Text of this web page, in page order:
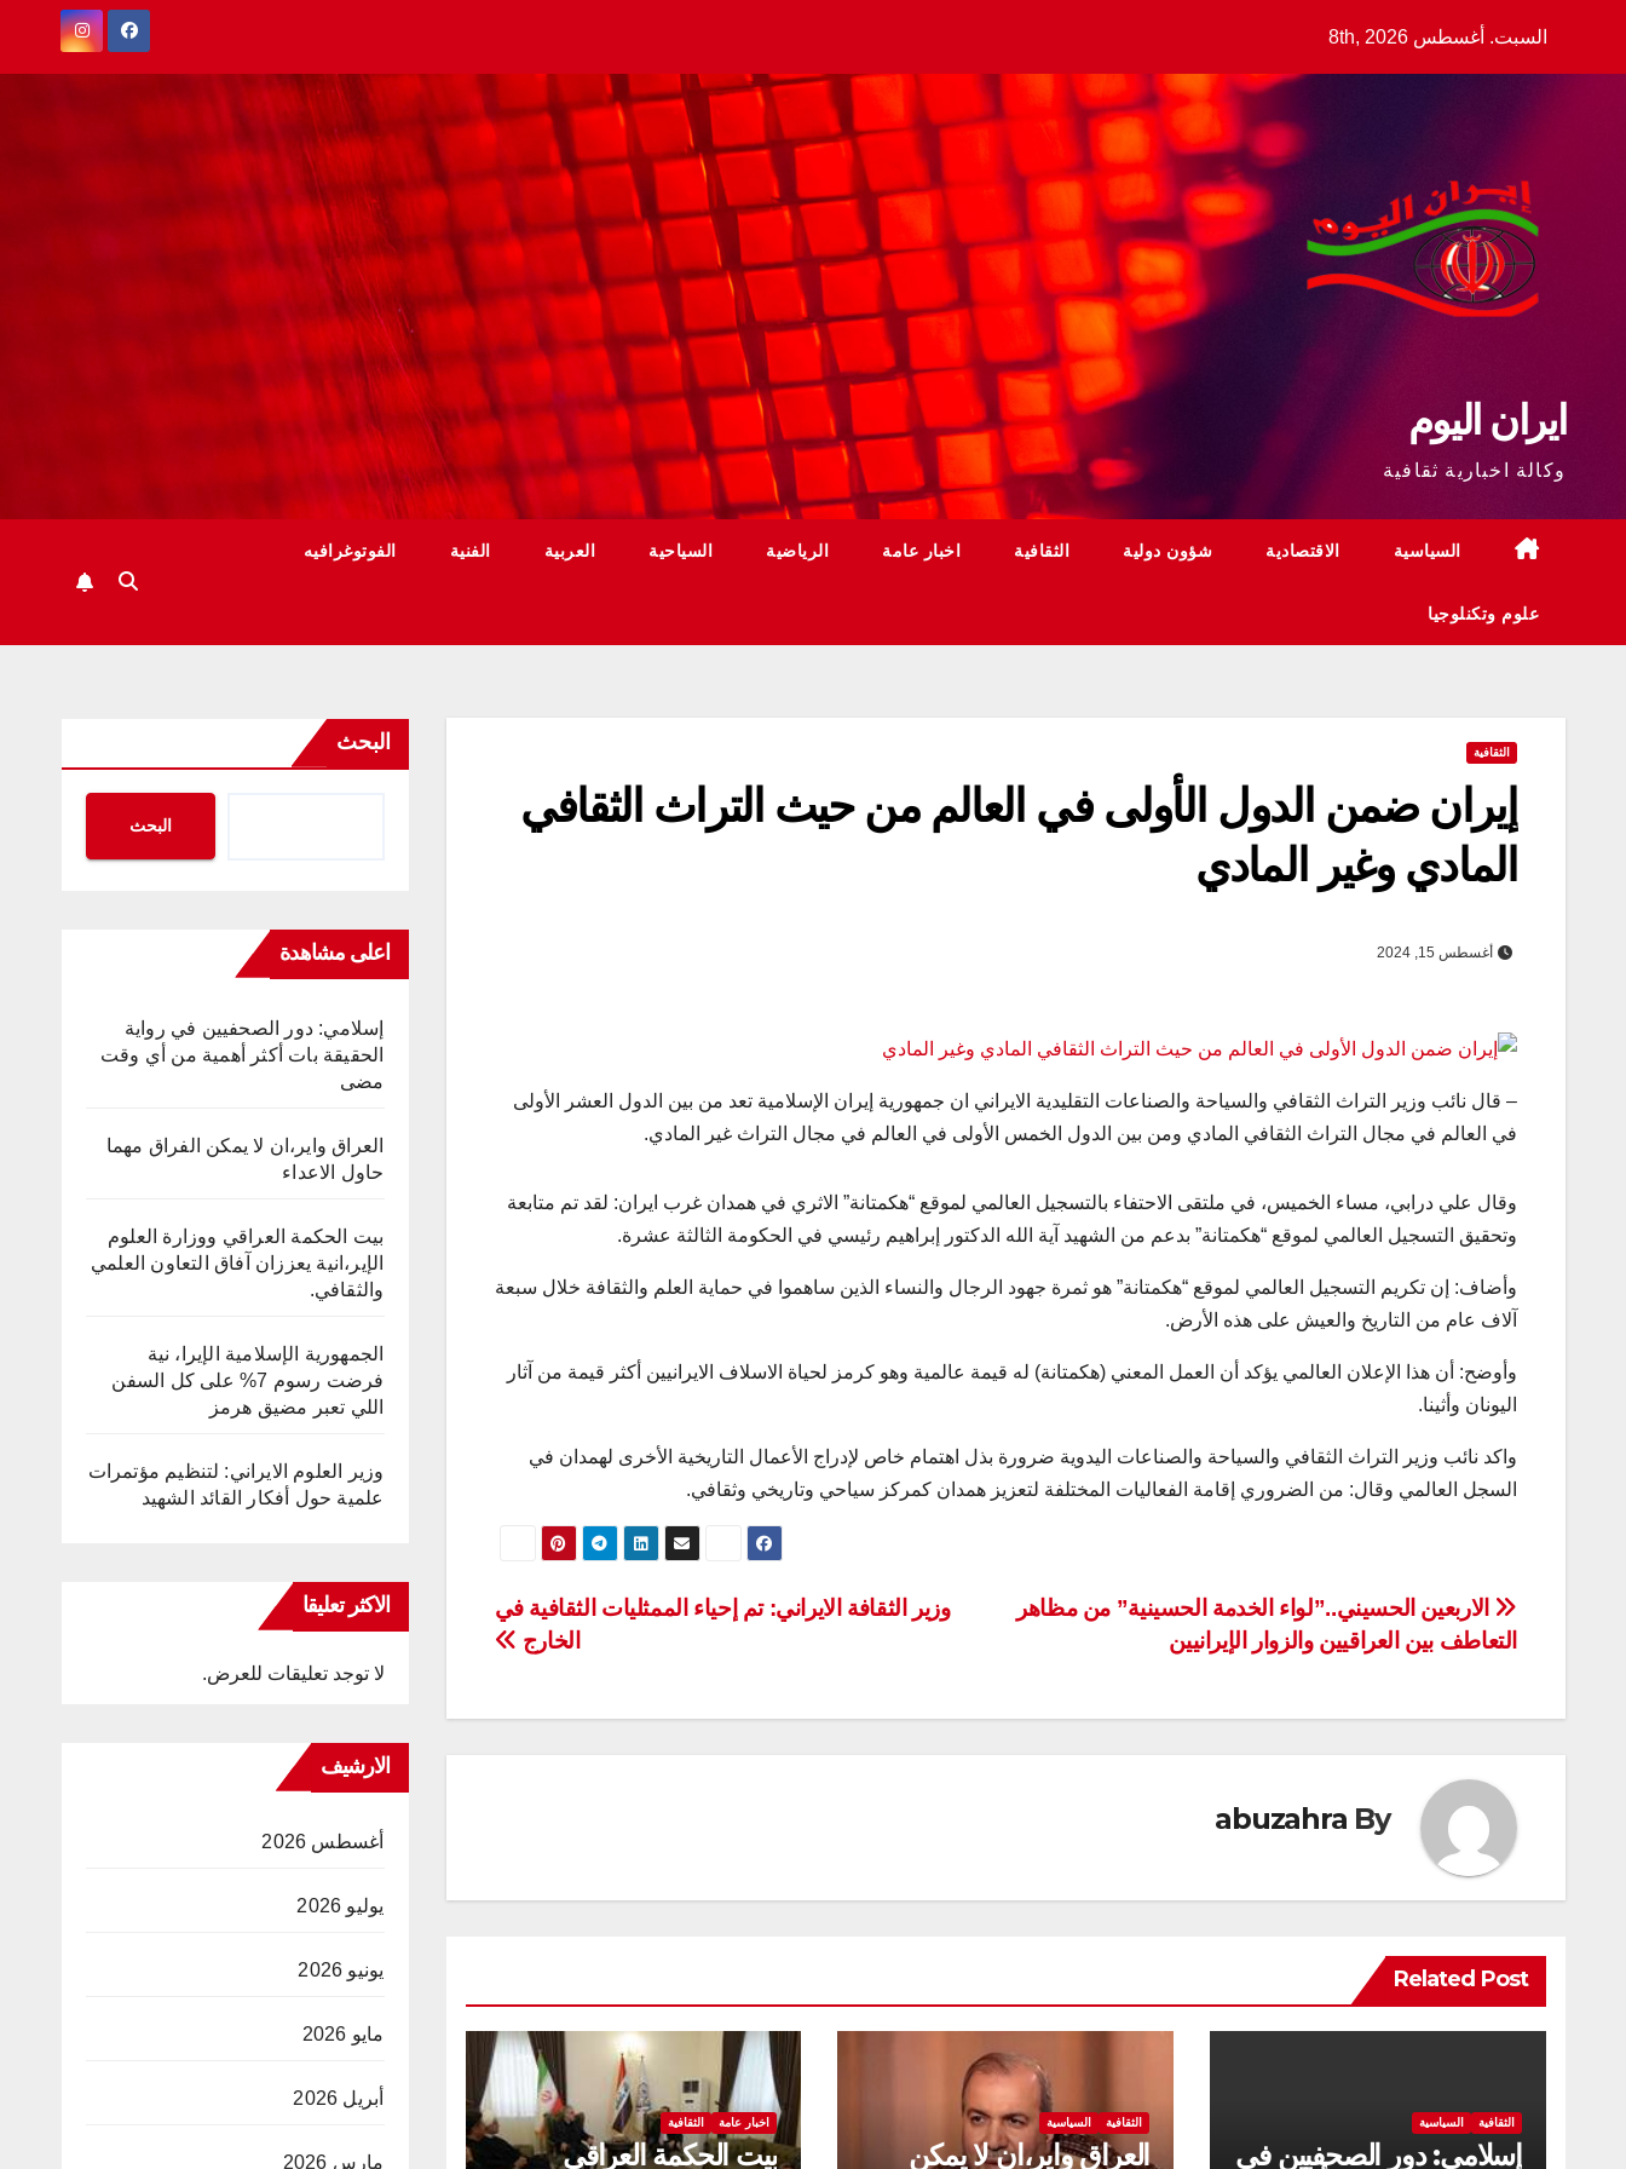
السبت. أغسطس 8th, 2026
ايران اليوم
وكالة اخبارية ثقافية
السياسية الاقتصادية شؤون دولية الثقافية اخبار عامة الرياضية السياحية العربية الفنية الفوتوغرافيه
علوم وتكنلوجيا
الثقافية
إيران ضمن الدول الأولى في العالم من حيث التراث الثقافي
المادي وغير المادي
أغسطس 15, 2024
– قال نائب وزير التراث الثقافي والسياحة والصناعات التقليدية الايراني ان جمهورية إيران الإسلامية تعد من بين الدول العشر الأولى
في العالم في مجال التراث الثقافي المادي ومن بين الدول الخمس الأولى في العالم في مجال التراث غير المادي.
وقال علي درابي، مساء الخميس، في ملتقى الاحتفاء بالتسجيل العالمي لموقع “هكمتانة” الاثري في همدان غرب ايران: لقد تم متابعة
وتحقيق التسجيل العالمي لموقع “هكمتانة” بدعم من الشهيد آية الله الدكتور إبراهيم رئيسي في الحكومة الثالثة عشرة.
وأضاف: إن تكريم التسجيل العالمي لموقع “هكمتانة” هو ثمرة جهود الرجال والنساء الذين ساهموا في حماية العلم والثقافة خلال سبعة
آلاف عام من التاريخ والعيش على هذه الأرض.
وأوضح: أن هذا الإعلان العالمي يؤكد أن العمل المعني (هكمتانة) له قيمة عالمية وهو كرمز لحياة الاسلاف الايرانيين أكثر قيمة من آثار
اليونان وأثينا.
واكد نائب وزير التراث الثقافي والسياحة والصناعات اليدوية ضرورة بذل اهتمام خاص لإدراج الأعمال التاريخية الأخرى لهمدان في
السجل العالمي وقال: من الضروري إقامة الفعاليات المختلفة لتعزيز همدان كمركز سياحي وتاريخي وثقافي.
تصفّح
المقالات
وزير الثقافة الايراني: تم إحياء الممثليات الثقافية في
الخارج
الاربعين الحسيني..”لواء الخدمة الحسينية” من مظاهر
التعاطف بين العراقيين والزوار الإيرانيين
By
abuzahra
Related Post
الثقافية السياسية
إسلامي: دور الصحفيين في
الثقافية السياسية
العراق واير،ان لا يمكن
اخبار عامة الثقافية
بيت الحكمة العراقي
البحث
البحث
اعلى مشاهدة
إسلامي: دور الصحفيين في رواية
الحقيقة بات أكثر أهمية من أي وقت
مضى
العراق واير،ان لا يمكن الفراق مهما
حاول الاعداء
بيت الحكمة العراقي ووزارة العلوم
الإير،انية يعززان آفاق التعاون العلمي
والثقافي.
الجمهورية الإسلامية الإيرا، نية
فرضت رسوم 7% على كل السفن
اللي تعبر مضيق هرمز
وزير العلوم الايراني: لتنظيم مؤتمرات
علمية حول أفكار القائد الشهيد
الاكثر تعليقا
لا توجد تعليقات للعرض.
الارشيف
أغسطس 2026
يوليو 2026
يونيو 2026
مايو 2026
أبريل 2026
مارس 2026